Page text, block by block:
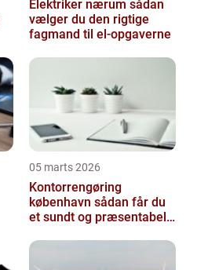
Elektriker nærum sådan
vælger du den rigtige
fagmand til el-opgaverne
05 marts 2026
Kontorrengøring
københavn sådan får du
et sundt og præsentabelt